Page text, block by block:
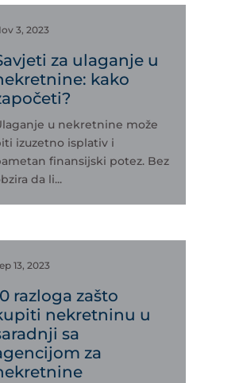
3, 2023
za ulaganje u
kako
u nekretnine može
izuzetno isplativ i
finansijski potez. Bez
da li...
13, 2023
razloga zašto
nekretninu u
sa
za